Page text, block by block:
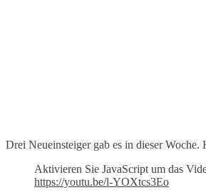
Drei Neueinsteiger gab es in dieser
Aktivieren Sie JavaScript um das
https://youtu.be/l-YOXtcs3Eo